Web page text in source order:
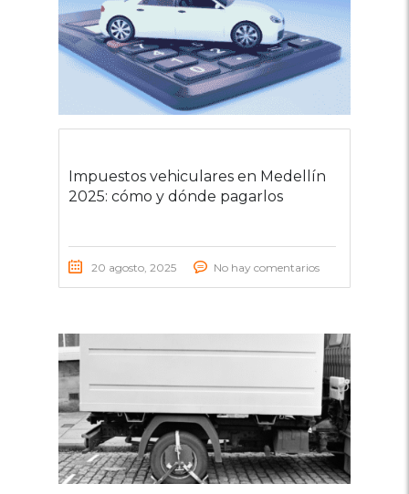
Impuestos vehiculares en Medellín
2025: cómo y dónde pagarlos
20 agosto, 2025 No hay comentarios